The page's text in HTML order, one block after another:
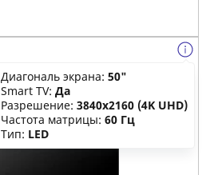
Диагональ экрана: 50"
Smart TV: Да
Разрешение: 3840x2160 (4K UHD)
Частота матрицы: 60 Гц
Тип: LED